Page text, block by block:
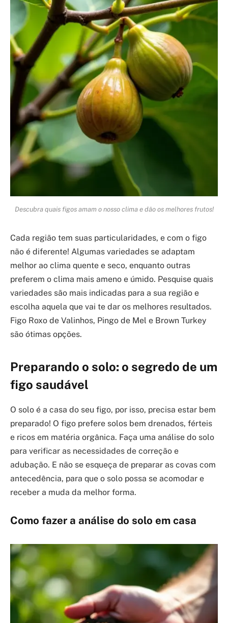
Descubra quais figos amam o nosso clima e dão os melhores frutos!
Cada região tem suas particularidades, e com o figo
não é diferente! Algumas variedades se adaptam
melhor ao clima quente e seco, enquanto outras
preferem o clima mais ameno e úmido. Pesquise quais
variedades são mais indicadas para a sua região e
escolha aquela que vai te dar os melhores resultados.
Figo Roxo de Valinhos, Pingo de Mel e Brown Turkey
são ótimas opções.
Preparando o solo: o segredo de um
figo saudável
O solo é a casa do seu figo, por isso, precisa estar bem
preparado! O figo prefere solos bem drenados, férteis
e ricos em matéria orgânica. Faça uma análise do solo
para verificar as necessidades de correção e
adubação. E não se esqueça de preparar as covas com
antecedência, para que o solo possa se acomodar e
receber a muda da melhor forma.
Como fazer a análise do solo em casa